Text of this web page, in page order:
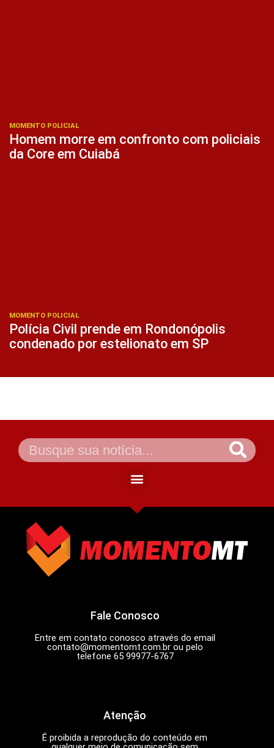
MOMENTO POLICIAL
Homem morre em confronto com policiais
da Core em Cuiabá
MOMENTO POLICIAL
Polícia Civil prende em Rondonópolis
condenado por estelionato em SP
Fale Conosco
Entre em contato conosco através do email
contato@momentomt.com.brou pelo
telefone 65 99977-6767
Atenção
É proibida a reprodução do conteúdo em